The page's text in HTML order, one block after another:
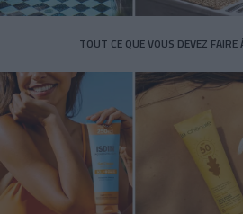
TOUT CE QUE VOUS DEVEZ